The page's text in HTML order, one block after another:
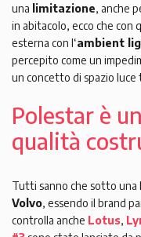
una limitazione, anche
in abitacolo, ecco che con
esterna con l‘ambient
percepito come un
un concetto di spazio
Polestar è
qualità
Tutti sanno che sotto una
Volvo, essendo il brand
controlla anche Lotus,